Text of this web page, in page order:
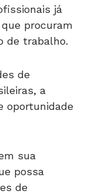
já
procuram
de trabalho.
de
a
oportunidade
sua
possa
de